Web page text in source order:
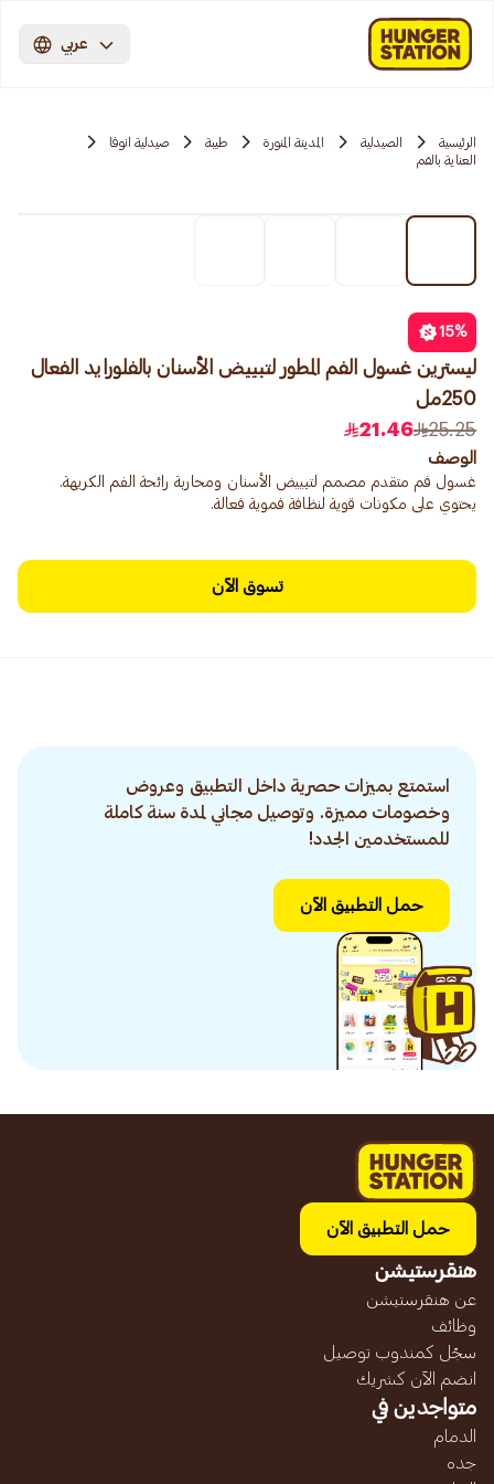
عربي
الرئيسية الصيدلية المدينة المنورة طيبة
صيدلية انوفا
العناية بالفم
15%
ليسترين غسول الفم المطور لتبييض الأسنان بالفلورايد الفعال
250مل
25.25
21.46
الوصف
غسول فم متقدم مصمم لتبييض الأسنان ومحاربة رائحة الفم الكريهة.
يحتوي على مكونات قوية لنظافة فموية فعالة.
تسوق الآن
استمتع بميزات حصرية داخل التطبيق وعروض
وخصومات مميزة. وتوصيل مجاني لمدة سنة كاملة
للمستخدمين الجدد!
حمل التطبيق الآن
حمل التطبيق الآن
هنقرستيشن
عن هنقرستيشن
وظائف
سجّل كمندوب توصيل
انضم الآن كشريك
متواجدين في
الدمام
جده